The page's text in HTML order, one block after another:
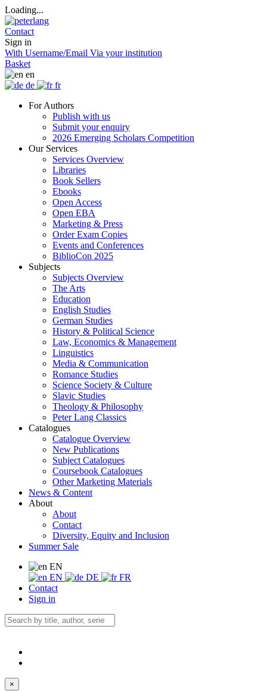
Loading...
Contact
Sign in
With Username/Email Via your institution
Basket
en
de
fr
For Authors
Publish with us
Submit your enquiry
2026 Emerging Scholars Competition
Our Services
Services Overview
Libraries
Book Sellers
Ebooks
Open Access
Open EBA
Marketing & Press
Order Exam Copies
Events and Conferences
BiblioCon 2025
Subjects
Subjects Overview
The Arts
Education
English Studies
German Studies
History & Political Science
Law, Economics & Management
Linguistics
Media & Communication
Romance Studies
Science Society & Culture
Slavic Studies
Theology & Philosophy
Peter Lang Classics
Catalogues
Catalogue Overview
New Publications
Subject Catalogues
Coursebook Catalogues
Other Marketing Materials
News & Content
About
About
Contact
Diversity, Equity and Inclusion
Summer Sale
EN
EN
DE
FR
Contact
Sign in
×